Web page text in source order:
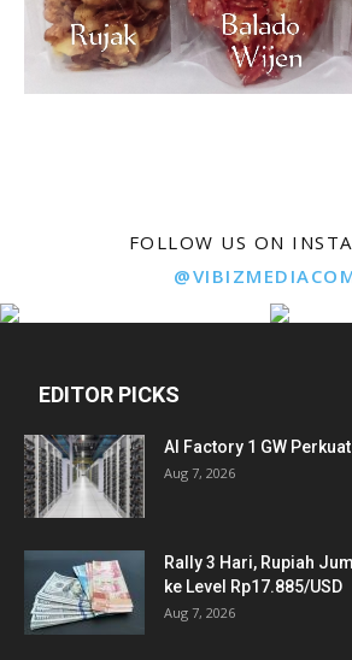
FOLLOW US ON
EDITOR PICKS
AI Factory 1 GW
Aug 7, 2026
Rally 3 Hari, Rupiah
ke Level Rp17.885/USD
Aug 7, 2026